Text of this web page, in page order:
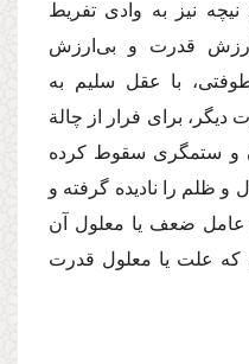
نیچه نیز به وادی تفریط
ارزش قدرت و بی‌ارزش
با عقل سلیم به
برای فرار از چالة
و ستمگری سقوط كرده
ظلم را نادیده گرفته و‌
عامل ضعف یا معلول آن
كه علت یا معلول قدرت